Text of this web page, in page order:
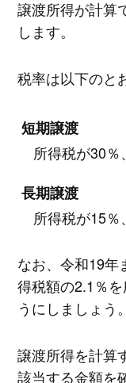
譲渡所得が計算
します。
税率は以下のと
短期譲渡
所得税が30％
長期譲渡
所得税が15％
なお、令和19年
得税額の2.1％
うにしましょう。
譲渡所得を計算
該当する金額を